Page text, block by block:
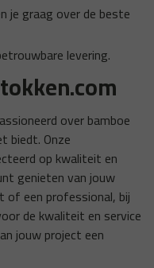
je graag over de beste
levering.
over bamboe
biedt. Onze
op kwaliteit en
genieten van jouw
of een professional, bij
de kwaliteit en service
jouw project een